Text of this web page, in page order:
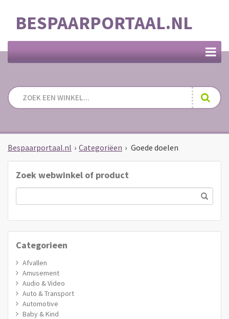
BESPAARPORTAAL.NL
Bespaarportaal.nl › Categoriëen › Goede doelen
Zoek webwinkel of product
Categorieen
Afvallen
Amusement
Audio & Video
Auto & Transport
Automotive
Baby & Kind